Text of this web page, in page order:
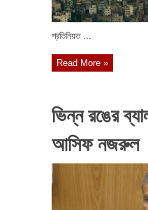
প্রতিনিয়ত ...
Read More »
ভিন্ন রঙের
আসিফ নজরুল